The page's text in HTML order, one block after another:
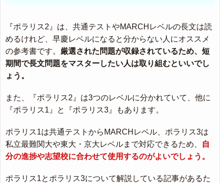
『ポラリス2』は、共通テストやMARCHレベルの長文は読
めるけれど、早慶レベルになると分からない人にオススメ
の参考書です。 厳選された問題が収録されているため、短
期間で長文問題をマスターしたい人は取り組むといいでし
ょう。
また、『ポラリス2』は3つのレベルに分かれていて、他に
『ポラリス1』と『ポラリス3』もあります。
ポラリス1は共通テストからMARCHレベル、ポラリス3は
私立最難関大や東大・京大レベルまで対応できるため、
自
分の進捗や志望校に合わせて使用するのがよいでしょう。
ポラリス1とポラリス3について解説している記事があるた